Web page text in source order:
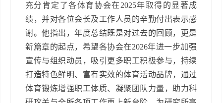
充分肯定了各体育协会在 2025年取得的显著成
绩，并对各位会长及工作人员的辛勤付出表示感
谢。他指出，年度总结既是对过去的回顾，更是
新篇章的起点，希望各协会在2026年进一步加强
宣传与组织动员，吸引更多职工积极参与，持续
打造特色鲜明、富有实效的体育活动品牌，通过
体育锻炼增强职工体质、凝聚团队力量，助力科